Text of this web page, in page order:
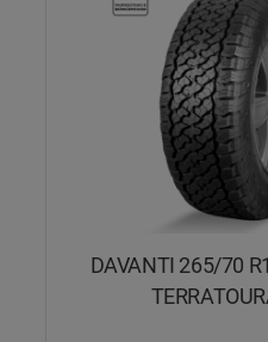
DAVANTI 265/70